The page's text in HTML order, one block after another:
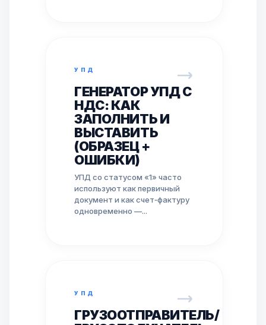
УПД
ГЕНЕРАТОР УПД С
НДС: КАК
ЗАПОЛНИТЬ И
ВЫСТАВИТЬ
(ОБРАЗЕЦ +
ОШИБКИ)
УПД со статусом «1» часто
используют как первичный
документ и как счет‑фактуру
одновременно —...
УПД
ГРУЗООТПРАВИТЕЛЬ/